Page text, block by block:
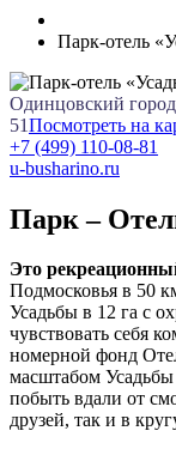
Парк-отель
Одинцовский
51Посмотреть на
+7 (499) 110-08-81
u-busharino.ru
Парк –
Это
Подмосковья в 50
Усадьбы в 12 га с
чувствовать себя
номерной фонд
масштабом
побыть вдали от
друзей, так и в